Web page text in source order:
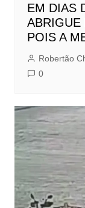
EM DIAS
ABRIGUE
POIS A
Robertão
0